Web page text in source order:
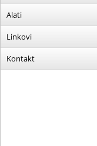
Alati
Linkovi
Kontakt